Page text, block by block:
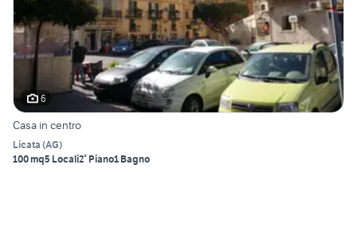
6
Casa in centro
Licata (AG)
100 mq5 Locali2° Piano1 Bagno